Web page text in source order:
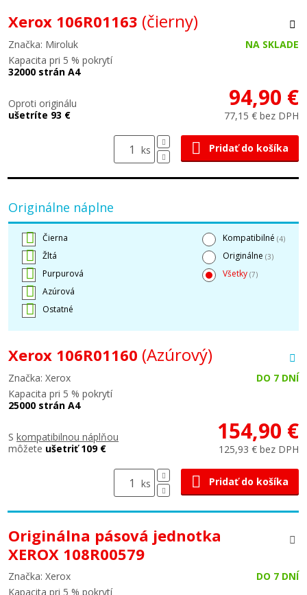
Xerox 106R01163 (čierny)
Značka: Miroluk
NA SKLADE
Kapacita pri 5 % pokrytí
32000 strán A4
Oproti originálu
ušetríte 93 €
94,90 €
77,15 € bez DPH
ks Pridať do košíka
Originálne náplne
Čierna
Žltá
Purpurová
Azúrová
Ostatné
Kompatibilné (4)
Originálne (3)
Všetky (7)
Xerox 106R01160 (Azúrový)
Značka: Xerox
DO 7 DNÍ
Kapacita pri 5 % pokrytí
25000 strán A4
S kompatibilnou náplňou
môžete ušetriť 109 €
154,90 €
125,93 € bez DPH
ks Pridať do košíka
Originálna pásová jednotka
XEROX 108R00579
Značka: Xerox
DO 7 DNÍ
Kapacita pri 5 % pokrytí